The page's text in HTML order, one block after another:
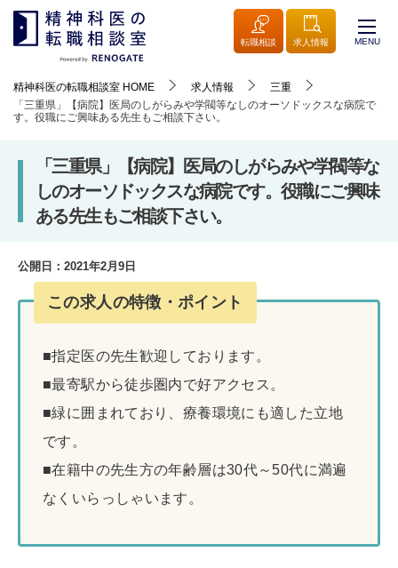
転職相談 求人情報 MENU
精神科医の転職相談室 HOME 求人情報
三重
「三重県」【病院】医局のしがらみや学閥等なしのオーソドックスな病院で
す。役職にご興味ある先生もご相談下さい。
「三重県」【病院】医局のしがらみや学閥等な
しのオーソドックスな病院です。役職にご興味
ある先生もご相談下さい。
公開日： 2021年2月9日
この求人の特徴・ポイント
■指定医の先生歓迎しております。
■最寄駅から徒歩圏内で好アクセス。
■緑に囲まれており、療養環境にも適した立地
です。
■在籍中の先生方の年齢層は30代～50代に満遍
なくいらっしゃいます。